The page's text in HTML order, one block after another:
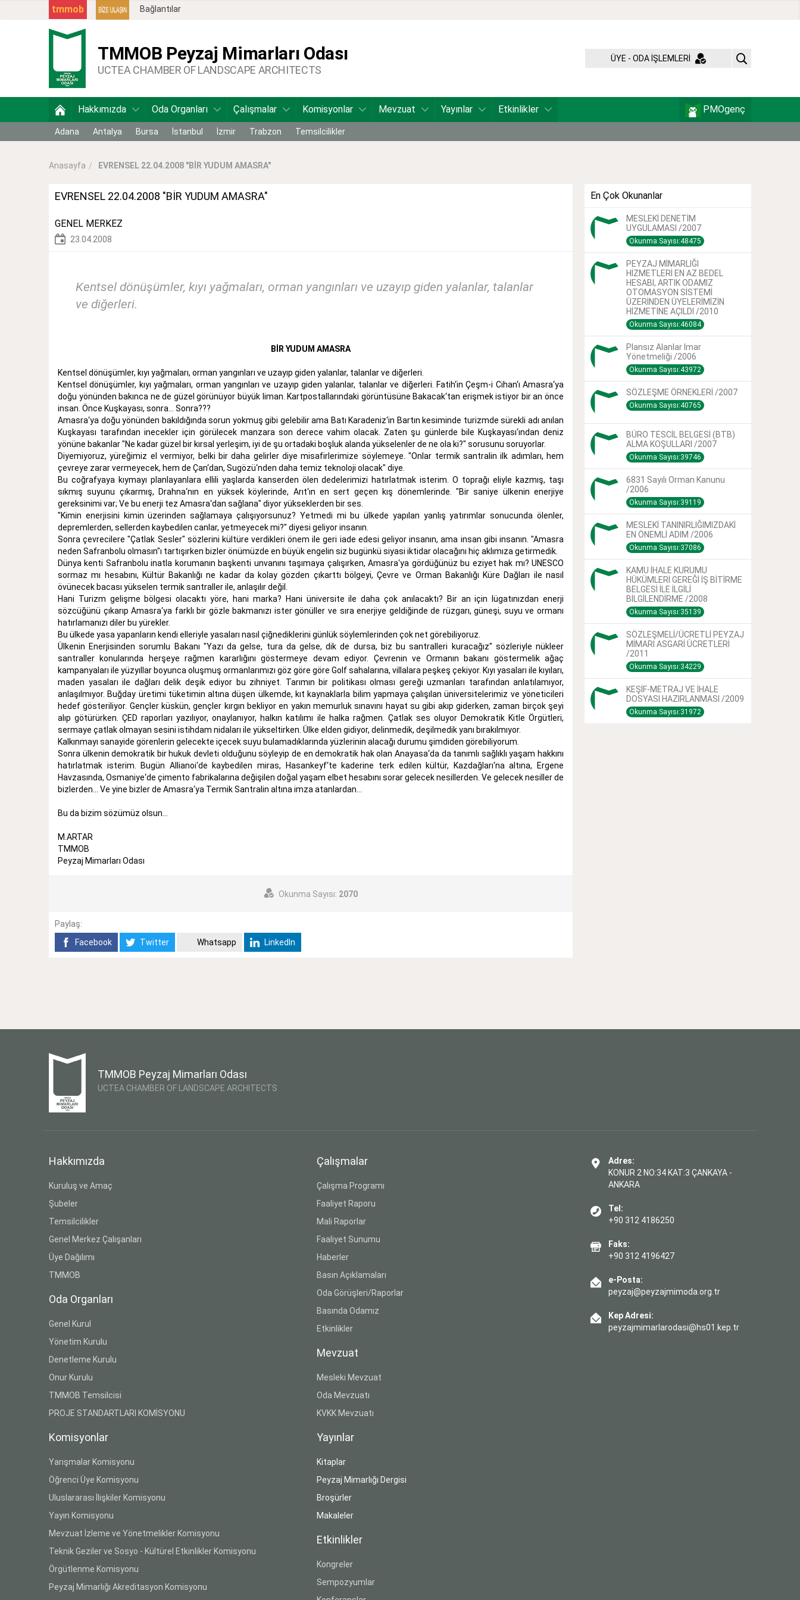
Bağlantılar
tmmob
TMMOB Peyzaj Mimarları Odası
UCTEA CHAMBER OF LANDSCAPE ARCHITECTS
ÜYE - ODA İŞLEMLERİ
Hakkımızda Oda Organları Çalışmalar Komisyonlar Mevzuat Yayınlar Etkinlikler PMOgenç
Adana Antalya Bursa İstanbul İzmir Trabzon Temsilcilikler
Anasayfa EVRENSEL 22.04.2008 "BİR YUDUM AMASRA"
EVRENSEL 22.04.2008 "BİR YUDUM AMASRA"
GENEL MERKEZ
23.04.2008
Kentsel dönüşümler, kıyı yağmaları, orman yangınları ve uzayıp giden yalanlar, talanlar
ve diğerleri.
BİR YUDUM AMASRA
Kentsel dönüşümler, kıyı yağmaları, orman yangınları ve uzayıp giden yalanlar, talanlar ve diğerleri.
Kentsel dönüşümler, kıyı yağmaları, orman yangınları ve uzayıp giden yalanlar, talanlar ve diğerleri. Fatih‘in Çeşm-i Cihan‘ı Amasra‘ya
doğu yönünden bakınca ne de güzel görünüyor büyük liman. Kartpostallarındaki görüntüsüne Bakacak‘tan erişmek istiyor bir an önce
insan. Önce Kuşkayası, sonra... Sonra???
Amasra‘ya doğu yönünden bakıldığında sorun yokmuş gibi gelebilir ama Batı Karadeniz‘in Bartın kesiminde turizmde sürekli adı anılan
Kuşkayası tarafından inecekler için görülecek manzara son derece vahim olacak. Zaten şu günlerde bile Kuşkayası‘ından deniz
yönüne bakanlar "Ne kadar güzel bir kırsal yerleşim, iyi de şu ortadaki boşluk alanda yükselenler de ne ola ki?" sorusunu soruyorlar.
Diyemiyoruz, yüreğimiz el vermiyor, belki bir daha gelirler diye misafirlerimize söylemeye. "Onlar termik santralin ilk adımları, hem
çevreye zarar vermeyecek, hem de Çan‘dan, Sugözü‘nden daha temiz teknoloji olacak" diye.
Bu coğrafyaya kıymayı planlayanlara ellili yaşlarda kanserden ölen dedelerimizi hatırlatmak isterim. O toprağı eliyle kazmış, taşı
sıkmış suyunu çıkarmış, Drahna‘nın en yüksek köylerinde, Arıt‘ın en sert geçen kış dönemlerinde. "Bir saniye ülkenin enerjiye
gereksinimi var; Ve bu enerji tez Amasra‘dan sağlana" diyor yükseklerden bir ses.
"Kimin enerjisini kimin üzerinden sağlamaya çalışıyorsunuz? Yetmedi mi bu ülkede yapılan yanlış yatırımlar sonucunda ölenler,
depremlerden, sellerden kaybedilen canlar, yetmeyecek mi?" diyesi geliyor insanın.
Sonra çevrecilere "Çatlak Sesler" sözlerini kültüre verdikleri önem ile geri iade edesi geliyor insanın, ama insan gibi insanın. "Amasra
neden Safranbolu olmasın"ı tartışırken bizler önümüzde en büyük engelin siz bugünkü siyasi iktidar olacağını hiç aklımıza getirmedik.
Dünya kenti Safranbolu inatla korumanın başkenti unvanını taşımaya çalışırken, Amasra‘ya gördüğünüz bu eziyet hak mı? UNESCO
sormaz mı hesabını, Kültür Bakanlığı ne kadar da kolay gözden çıkarttı bölgeyi, Çevre ve Orman Bakanlığı Küre Dağları ile nasıl
övünecek bacası yükselen termik santraller ile, anlaşılır değil.
Hani Turizm gelişme bölgesi olacaktı yöre, hani marka? Hani üniversite ile daha çok anılacaktı? Bir an için lügatınızdan enerji
sözcüğünü çıkarıp Amasra‘ya farklı bir gözle bakmanızı ister gönüller ve sıra enerjiye geldiğinde de rüzgarı, güneşi, suyu ve ormanı
hatırlamanızı diler bu yürekler.
Bu ülkede yasa yapanların kendi elleriyle yasaları nasıl çiğnediklerini günlük söylemlerinden çok net görebiliyoruz.
Ülkenin Enerjisinden sorumlu Bakanı "Yazı da gelse, tura da gelse, dik de dursa, biz bu santralleri kuracağız" sözleriyle nükleer
santraller konularında herşeye rağmen kararlığını göstermeye devam ediyor. Çevrenin ve Ormanın bakanı göstermelik ağaç
kampanyaları ile yüzyıllar boyunca oluşmuş ormanlarımızı göz göre göre Golf sahalarına, villalara peşkeş çekiyor. Kıyı yasaları ile kıyıları,
maden yasaları ile dağları delik deşik ediyor bu zihniyet. Tarımın bir politikası olması gereği uzmanları tarafından anlatılamıyor,
anlaşılmıyor. Buğday üretimi tüketimin altına düşen ülkemde, kıt kaynaklarla bilim yapmaya çalışılan üniversitelerimiz ve yöneticileri
hedef gösteriliyor. Gençler küskün, gençler kırgın bekliyor en yakın memurluk sınavını hayat su gibi akıp giderken, zaman birçok şeyi
alıp götürürken. ÇED raporları yazılıyor, onaylanıyor, halkın katılımı ile halka rağmen. Çatlak ses oluyor Demokratik Kitle Örgütleri,
sermaye çatlak olmayan sesini istihdam nidaları ile yükseltirken. Ülke elden gidiyor, delinmedik, deşilmedik yanı bırakılmıyor.
Kalkınmayı sanayide görenlerin gelecekte içecek suyu bulamadıklarında yüzlerinin alacağı durumu şimdiden görebiliyorum.
Sonra ülkenin demokratik bir hukuk devleti olduğunu söyleyip de en demokratik hak olan Anayasa‘da da tanımlı sağlıklı yaşam hakkını
hatırlatmak isterim. Bugün Allianoi‘de kaybedilen miras, Hasankeyf‘te kaderine terk edilen kültür, Kazdağları‘na altına, Ergene
Havzasında, Osmaniye‘de çimento fabrikalarına değişilen doğal yaşam elbet hesabını sorar gelecek nesillerden. Ve gelecek nesiller de
bizlerden... Ve yine bizler de Amasra‘ya Termik Santralin altına imza atanlardan...
Bu da bizim sözümüz olsun...
M.ARTAR
TMMOB
Peyzaj Mimarları Odası
Okunma Sayısı: 2070
Paylaş:
Facebook
Twitter Whatsapp LinkedIn
En Çok Okunanlar
MESLEKİ DENETİM
UYGULAMASI /2007
Okunma Sayısı:48475
PEYZAJ MİMARLIĞI
HİZMETLERİ EN AZ BEDEL
HESABI, ARTIK ODAMIZ
OTOMASYON SİSTEMİ
ÜZERİNDEN ÜYELERİMİZİN
HİZMETİNE AÇILDI /2010
Okunma Sayısı:46084
Plansız Alanlar Imar
Yönetmeliği /2006
Okunma Sayısı:43972
SÖZLEŞME ÖRNEKLERİ /2007
Okunma Sayısı:40765
BÜRO TESCİL BELGESİ (BTB)
ALMA KOŞULLARI /2007
Okunma Sayısı:39746
6831 Sayılı Orman Kanunu
/2006
Okunma Sayısı:39119
MESLEKİ TANINIRLIĞIMIZDAKİ
EN ÖNEMLİ ADIM /2006
Okunma Sayısı:37086
KAMU İHALE KURUMU
HÜKÜMLERİ GEREĞİ İŞ BİTİRME
BELGESİ İLE İLGİLİ
BİLGİLENDİRME /2008
Okunma Sayısı:35139
SÖZLEŞMELİ/ÜCRETLİ PEYZAJ
MİMARI ASGARİ ÜCRETLERİ
/2011
Okunma Sayısı:34229
KEŞİF-METRAJ VE İHALE
DOSYASI HAZIRLANMASI /2009
Okunma Sayısı:31972
TMMOB Peyzaj Mimarları Odası
UCTEA CHAMBER OF LANDSCAPE ARCHITECTS
Hakkımızda
Kuruluş ve Amaç
Şubeler
Temsilcilikler
Genel Merkez Çalışanları
Üye Dağılımı
TMMOB
Oda Organları
Genel Kurul
Yönetim Kurulu
Denetleme Kurulu
Onur Kurulu
TMMOB Temsilcisi
PROJE STANDARTLARI KOMİSYONU
Komisyonlar
Yarışmalar Komisyonu
Öğrenci Üye Komisyonu
Uluslararası İlişkiler Komisyonu
Yayın Komisyonu
Mevzuat İzleme ve Yönetmelikler Komisyonu
Teknik Geziler ve Sosyo - Kültürel Etkinlikler Komisyonu
Örgütlenme Komisyonu
Peyzaj Mimarlığı Akreditasyon Komisyonu
Çalışmalar
Çalışma Programı
Faaliyet Raporu
Mali Raporlar
Faaliyet Sunumu
Haberler
Basın Açıklamaları
Oda Görüşleri/Raporlar
Basında Odamız
Etkinlikler
Mevzuat
Mesleki Mevzuat
Oda Mevzuatı
KVKK Mevzuatı
Yayınlar
Kitaplar
Peyzaj Mimarlığı Dergisi
Broşürler
Makaleler
Etkinlikler
Kongreler
Sempozyumlar
Adres:
KONUR 2 NO:34 KAT:3 ÇANKAYA -
ANKARA
Tel:
+90 312 4186250
Faks:
+90 312 4196427
e-Posta:
peyzaj@peyzajmimoda.org.tr
Kep Adresi:
peyzajmimarlarodasi@hs01.kep.tr